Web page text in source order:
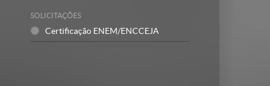
SOLICITAÇÕES
Certificação ENEM/ENCCEJA